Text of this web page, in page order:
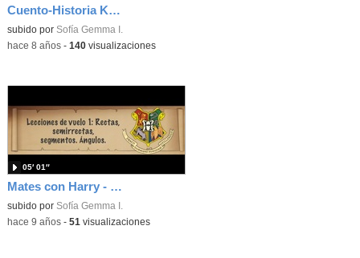
Cuento-Historia Karate
subido por Sofía Gemma I.
-hace 8 años- 140visualizaciones
Mates con Harry - Rectas y Ángulos
subido por Sofía Gemma I.
05′ 01″
-hace 9 años- 51 visualizaciones